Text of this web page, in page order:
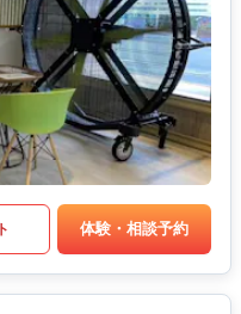
体験・相談予約